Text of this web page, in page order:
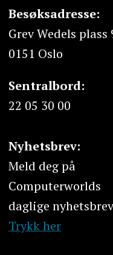
Besøksadresse:
Grev Wedels plass
0151 Oslo
Sentralbord:
22 05 30 00
Nyhetsbrev:
Meld deg på
Computerworlds
daglige
Trykk her